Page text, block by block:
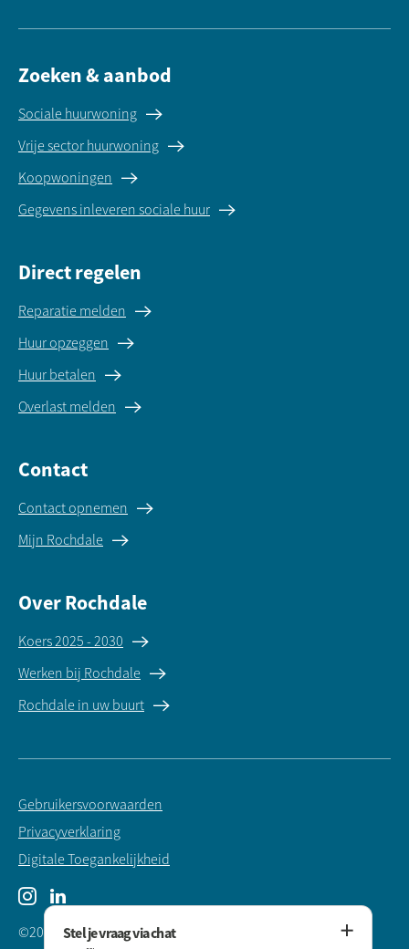
Zoeken & aanbod
Sociale huurwoning
Vrije sector huurwoning
Koopwoningen
Gegevens inleveren sociale huur
Direct regelen
Reparatie melden
Huur opzeggen
Huur betalen
Overlast melden
Contact
Contact opnemen
Mijn Rochdale
Over Rochdale
Koers 2025 - 2030
Werken bij Rochdale
Rochdale in uw buurt
©2025 Rochdale Woningstichting
Gebruikersvoorwaarden
Privacyverklaring
Digitale Toegankelijkheid
InstagramLinkedIn
Stel je vraag via chat